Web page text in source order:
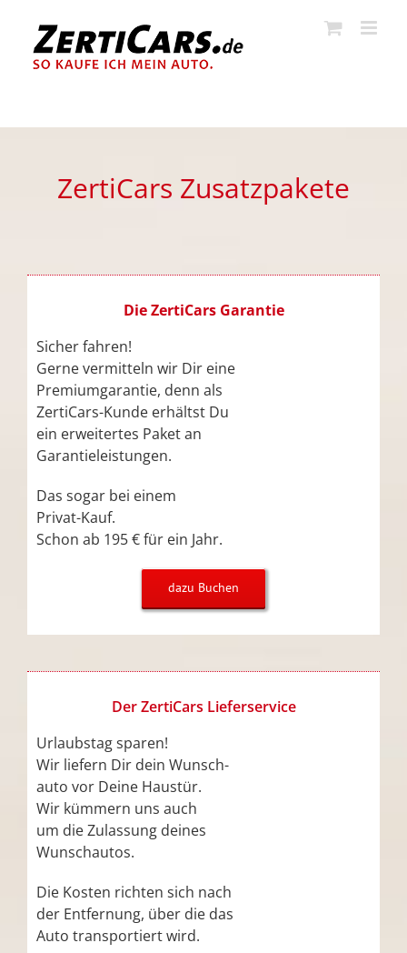
springen
ZertiCars Zusatzpakete
Die ZertiCars Garantie
Sicher fahren!
Gerne vermitteln wir Dir eine
Premiumgarantie, denn als
ZertiCars-Kunde erhältst Du
ein erweitertes Paket an
Garantieleistungen.
Das sogar bei einem
Privat-Kauf.
Schon ab 195 € für ein Jahr.
dazu Buchen
Der ZertiCars Lieferservice
Urlaubstag sparen!
Wir liefern Dir dein Wunsch-
auto vor Deine Haustür.
Wir kümmern uns auch
um die Zulassung deines
Wunschautos.
Die Kosten richten sich nach
der Entfernung, über die das
Auto transportiert wird.